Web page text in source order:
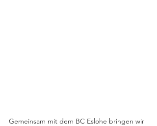
Gemeinsam mit dem BC Eslohe bringen wir